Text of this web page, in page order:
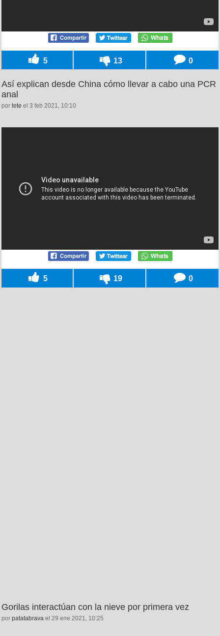
5 13 0
Así explican desde China cómo llevar a cabo una PCR
anal
por tete el 3 feb 2021, 10:10
5 19 0
Gorilas interactúan con la nieve por primera vez
por patatabrava el 29 ene 2021, 10:25